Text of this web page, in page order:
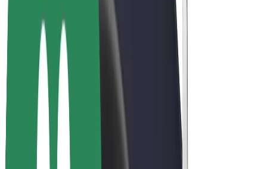
Bolt Plus
გამოიმუშავე Bolt-თან ერთად
მძღოლები
მძღოლის შემოსავლები
კურიერები
კურიერის შემოსავლები
Bolt Food პარტნიორები